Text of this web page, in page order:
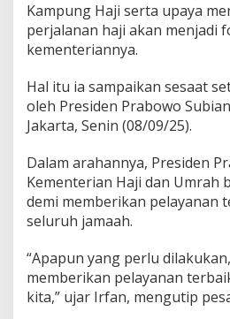
Kampung Haji serta upaya
perjalanan haji akan menjadi
kementeriannya.
Hal itu ia sampaikan sesaat
oleh Presiden Prabowo
Jakarta, Senin (08/09/25).
Dalam arahannya, Presiden
Kementerian Haji dan Umrah
demi memberikan pelayanan
seluruh jamaah.
“Apapun yang perlu
memberikan pelayanan
kita,” ujar Irfan, mengutip